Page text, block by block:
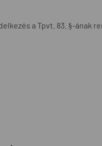
a Tpvt. 83. §-ának